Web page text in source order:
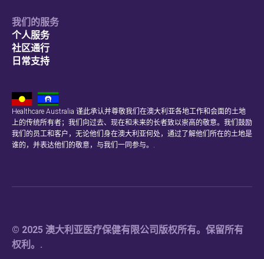
我们的服务
个人服务
社区通行
日常支持
Healthcare Australia 谨此承认并尊敬我们在澳大利亚各地工作和会面的土地
上的传统所有者；我们向过去、现在和未来的长者致以崇高的敬意。我们鼓励
我们的员工和客户，无论他们身在澳大利亚何处，通过了解他们所在的土地是
谁的，并表达他们的敬意，与我们一同参与。.
© 2025 澳大利亚医疗保健有限公司版权所有。保留所有
权利。.